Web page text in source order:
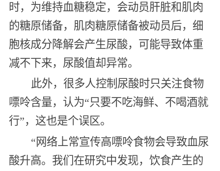
时，为维持血糖稳定，会动员肝脏和肌肉
的糖原储备，肌肉糖原储备被动员后，细
胞核成分降解会产生尿酸，可能导致体重
减不下来，尿酸值却异常。
此外，很多人控制尿酸时只关注食物
嘌呤含量，认为“只要不吃海鲜、不喝酒就
行”，这也是个误区。
“网络上常宣传高嘌呤食物会导致血尿
酸升高。我们在研究中发现，饮食产生的